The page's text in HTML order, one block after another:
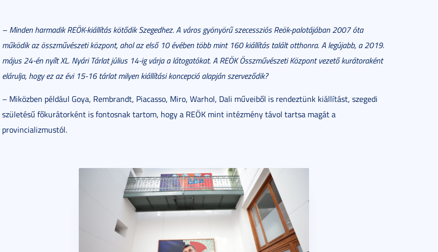
– Minden harmadik REÖK-kiállítás kötődik Szegedhez. A város gyönyörű szecessziós Reök-palotájában 2007 óta
működik az összművészeti központ, ahol az első 10 évében több mint 160 kiállítás talált otthonra. A legújabb, a 2019.
május 24-én nyílt XL. Nyári Tárlat július 14-ig várja a látogatókat. A REÖK Összművészeti Központ vezető kurátoraként
elárulja, hogy ez az évi 15-16 tárlat milyen kiállítási koncepció alapján szerveződik?
– Miközben például Goya, Rembrandt, Piacasso, Miro, Warhol, Dali műveiből is rendeztünk kiállítást, szegedi
születésű főkurátorként is fontosnak tartom, hogy a REÖK mint intézmény távol tartsa magát a
provincializmustól.